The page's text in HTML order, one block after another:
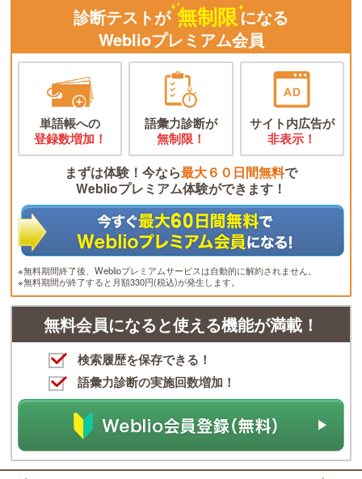
診断テストが 無制限になる
Weblioプレミアム会員
単語帳への
登録数増加！
語彙力診断が
無制限！
サイト内広告が
非表示！
まずは体験！今なら最大６０日間無料で
Weblioプレミアム体験ができます！
※無料期間終了後、Weblioプレミアムサービスは自動的に解約されません。
※無料期間が終了すると月額330円(税込)が発生します。
無料会員になると使える機能が満載！
検索履歴を保存できる！
語彙力診断の実施回数増加！